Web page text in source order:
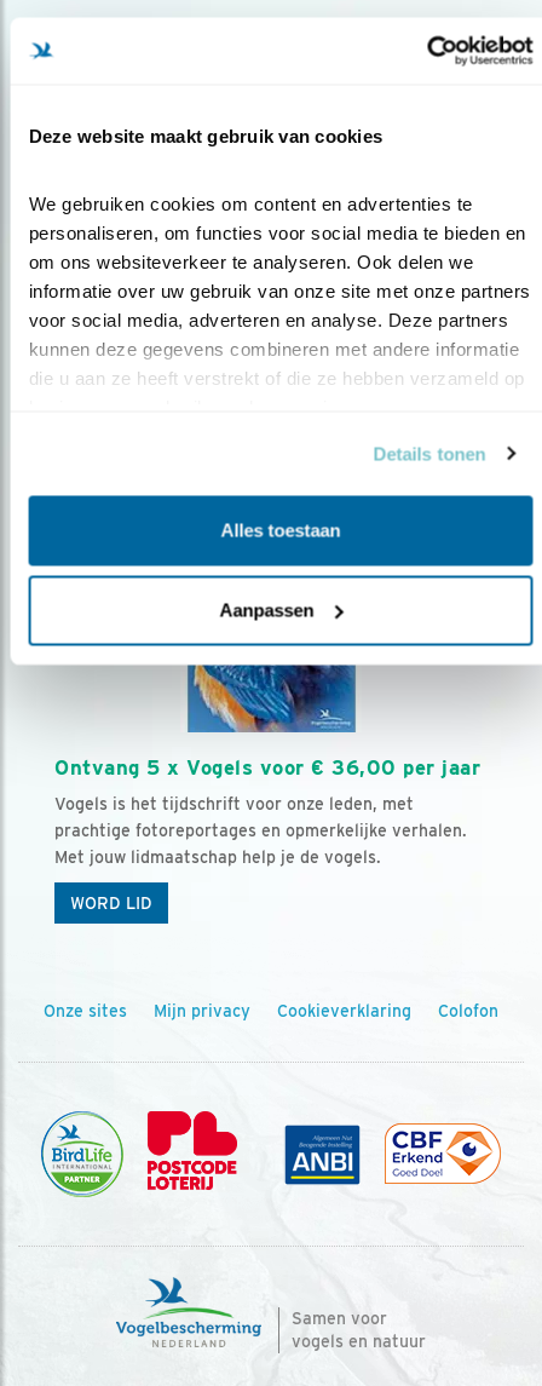
Deze website maakt gebruik van cookies
We gebruiken cookies om content en advertenties te
personaliseren, om functies voor social media te bieden en
om ons websiteverkeer te analyseren. Ook delen we
informatie over uw gebruik van onze site met onze partners
voor social media, adverteren en analyse. Deze partners
kunnen deze gegevens combineren met andere informatie
die u aan ze heeft verstrekt of die ze hebben verzameld op
Details tonen
Alles toestaan
Aanpassen
Meld je aan en ontvang nieuws, inspiratie, acties en tips
over vogels en activiteiten van Vogelbescherming.
AANMELDEN VOGELNIEUWS
Volg ons via social media
Ontvang 5 x Vogels voor € 36,00 per jaar
Vogels is het tijdschrift voor onze leden, met
prachtige fotoreportages en opmerkelijke verhalen.
Met jouw lidmaatschap help je de vogels.
WORD LID
Onze sites Mijn privacy Cookieverklaring Colofon
Samen voor
vogels en natuur